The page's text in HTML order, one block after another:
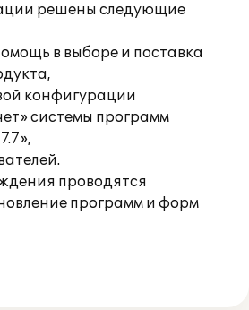
решены следующие
в выборе и поставка
конфигурации
системы программ
проводятся
программ и форм